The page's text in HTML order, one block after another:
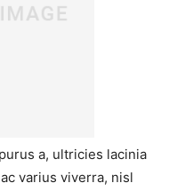
a, ultricies lacinia
varius viverra, nisl